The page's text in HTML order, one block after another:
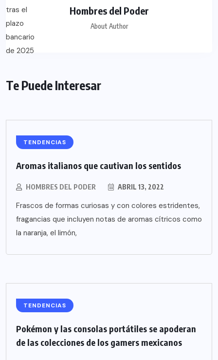
Hombres del Poder
About Author
Te Puede Interesar
TENDENCIAS
Aromas italianos que cautivan los sentidos
HOMBRES DEL PODER ABRIL 13, 2022
Frascos de formas curiosas y con colores estridentes,
fragancias que incluyen notas de aromas cítricos como
la naranja, el limón,
TENDENCIAS
Pokémon y las consolas portátiles se apoderan
de las colecciones de los gamers mexicanos